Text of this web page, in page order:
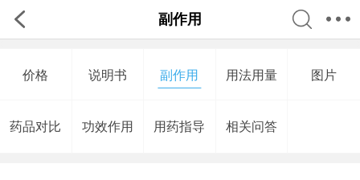
副作用
价格 说明书 副作用 用法用量 图片
药品对比 功效作用 用药指导 相关问答